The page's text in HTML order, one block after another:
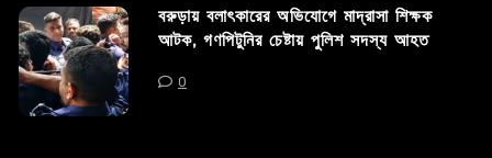
বরুড়ায় বলাৎকারের অভিযোগে মাদ্রাসা শিক্ষক
আটক, গণপিটুনির চেষ্টায় পুলিশ সদস্য আহত
0